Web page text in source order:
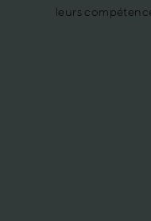
leurs